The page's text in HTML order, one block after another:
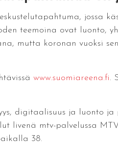
jossa
teemoina ovat luonto,
mutta koronan vuoksi
www.suomiareena.fi.
digitaalisuus ja luonto
livenä mtv-palvelussa
38.